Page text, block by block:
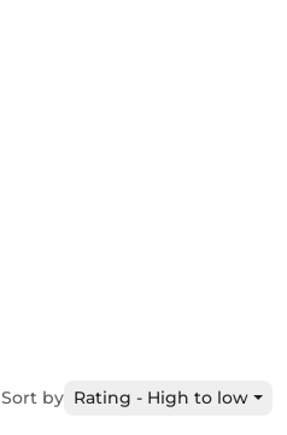
Sort by Rating - High to low